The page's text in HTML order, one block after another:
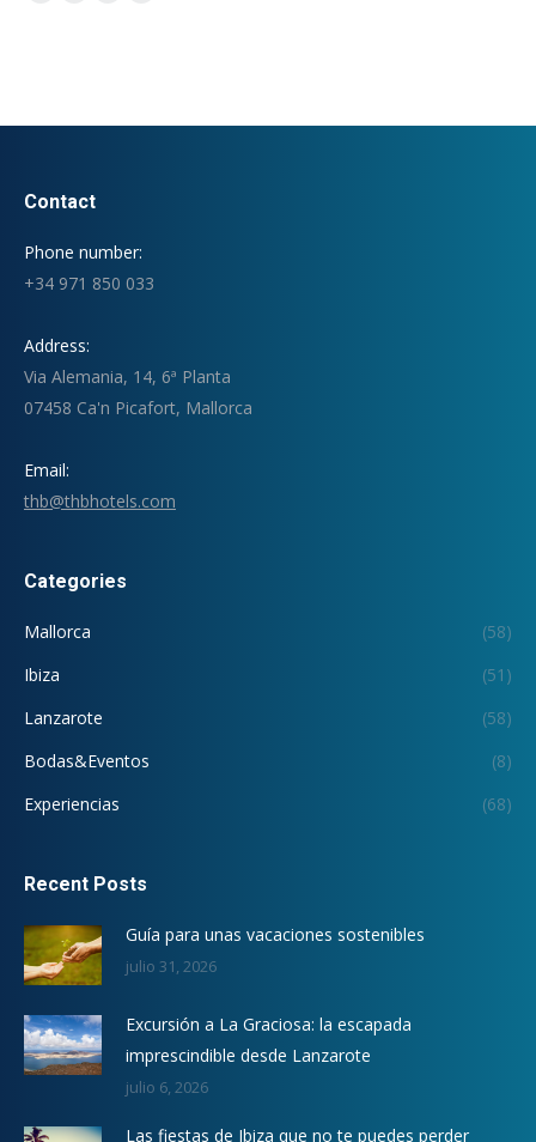
Contact
Phone number:
+34 971 850 033
Address:
Via Alemania, 14, 6ª Planta
07458 Ca'n Picafort, Mallorca
Email:
thb@thbhotels.com
Categories
Mallorca
(58)
Ibiza
(51)
Lanzarote
(58)
Bodas&Eventos
(8)
Experiencias
(68)
Recent Posts
Guía para unas vacaciones sostenibles
julio 31, 2026
Excursión a La Graciosa: la escapada
imprescindible desde Lanzarote
julio 6, 2026
Las fiestas de Ibiza que no te puedes perder